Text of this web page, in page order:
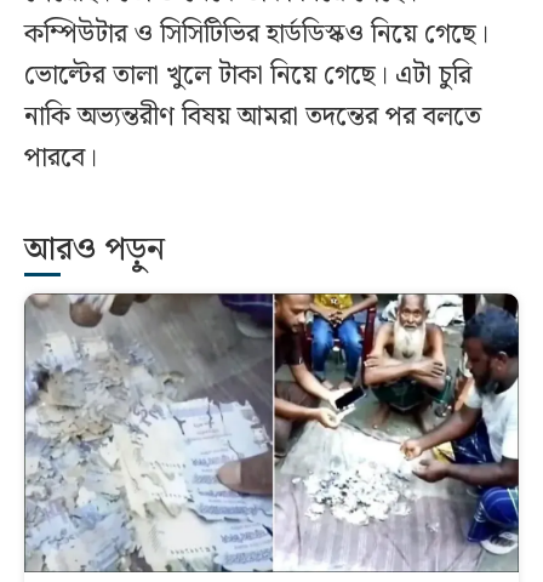
কম্পিউটার ও সিসিটিভির হার্ডডিস্কও নিয়ে গেছে।
ভোল্টের তালা খুলে টাকা নিয়ে গেছে। এটা চুরি
নাকি অভ্যন্তরীণ বিষয় আমরা তদন্তের পর বলতে
পারবে।
আরও পড়ুন